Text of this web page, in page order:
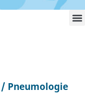
Pneumologie